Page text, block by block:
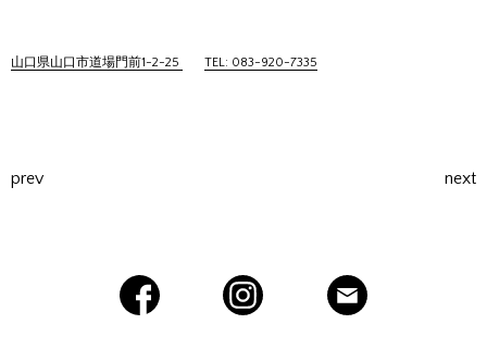
山口県山口市道場門前1-2-25 TEL: 083-920-7335
prev next